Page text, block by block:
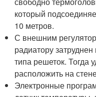
который
10 метров.
С внешним
радиатору
типа решеток. Тогда
расположить на
Электронные